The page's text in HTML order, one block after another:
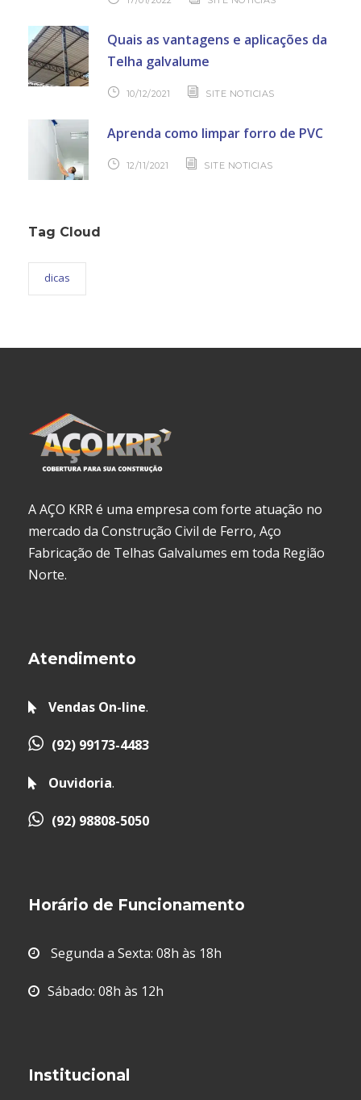
Quais as vantagens e aplicações da
Telha galvalume
10/12/2021 SITE NOTICIAS
Aprenda como limpar forro de PVC
12/11/2021 SITE NOTICIAS
Tag Cloud
dicas
A AÇO KRR é uma empresa com forte atuação no
mercado da Construção Civil de Ferro, Aço
Fabricação de Telhas Galvalumes em toda Região
Norte.
Atendimento
Vendas On-line.
(92) 99173-4483
Ouvidoria.
(92) 98808-5050
Horário de Funcionamento
Segunda a Sexta: 08h às 18h
Sábado: 08h às 12h
Institucional